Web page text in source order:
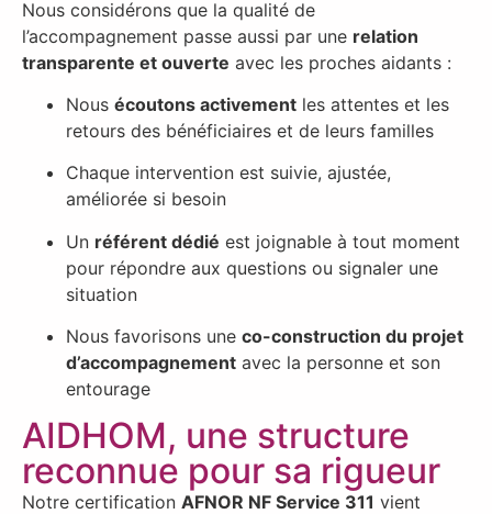
Nous considérons que la qualité de
l’accompagnement passe aussi par une relation
transparente et ouverte avec les proches aidants :
Nous écoutons activement les attentes et les
retours des bénéficiaires et de leurs familles
Chaque intervention est suivie, ajustée,
améliorée si besoin
Un référent dédié est joignable à tout moment
pour répondre aux questions ou signaler une
situation
Nous favorisons une co-construction du projet
d’accompagnement avec la personne et son
entourage
AIDHOM, une structure
reconnue pour sa rigueur
Notre certification AFNOR NF Service 311 vient